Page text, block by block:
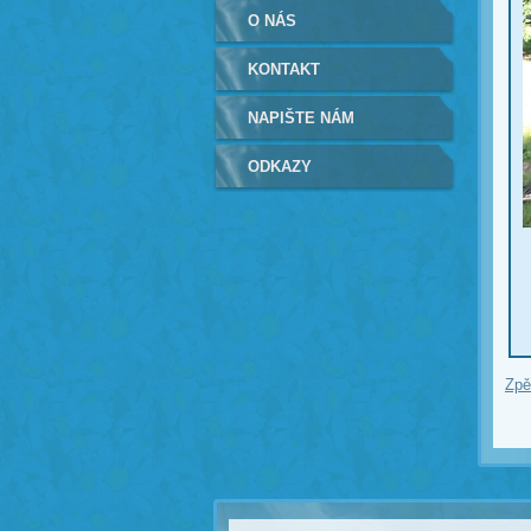
O NÁS
KONTAKT
NAPIŠTE NÁM
ODKAZY